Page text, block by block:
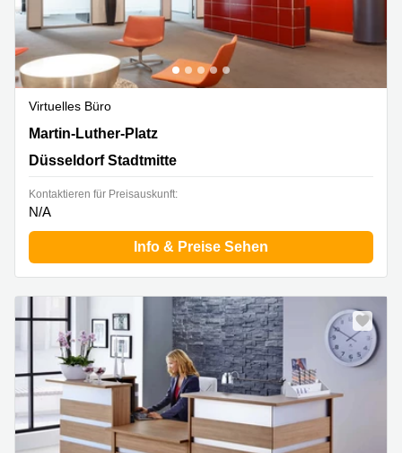
Virtuelles Büro
Martin-Luther-Platz 22, Düsseldorf Stadtmitte
Martin-Luther-Platz
Düsseldorf Stadtmitte
Kontaktieren für Preisauskunft:
N/A
Info & Preise Sehen